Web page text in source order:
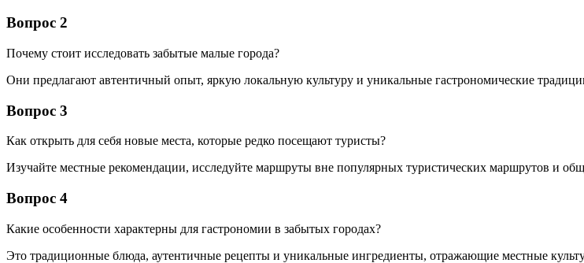
Вопрос 2
Почему стоит исследовать забытые малые города?
Они предлагают автентичный опыт, яркую локальную культуру и уникальные гастрономические
Вопрос 3
Как открыть для себя новые места, которые редко посещают туристы?
Изучайте местные рекомендации, исследуйте маршруты вне популярных туристических маршрутов и
Вопрос 4
Какие особенности характерны для гастрономии в забытых городах?
Это традиционные блюда, аутентичные рецепты и уникальные ингредиенты, отражающие местные